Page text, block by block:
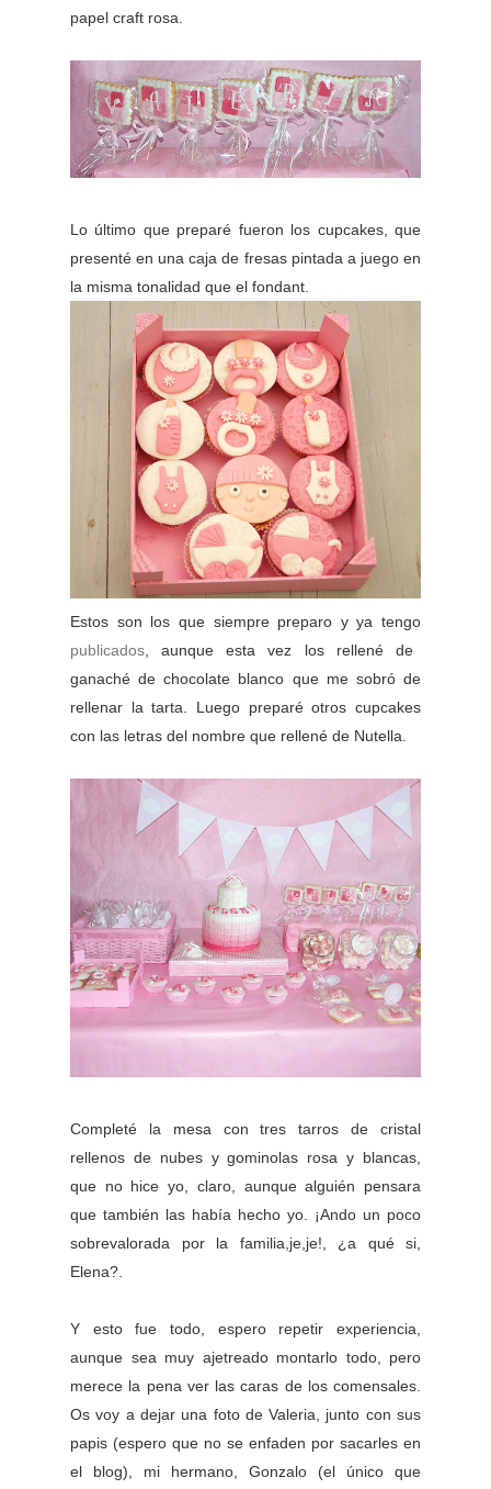
papel craft rosa.
Lo último que preparé fueron los cupcakes, que
presenté en una caja de fresas pintada a juego en
la misma tonalidad que el fondant.
Estos son los que siempre preparo y ya tengo
publicados, aunque esta vez los rellené de
ganaché de chocolate blanco que me sobró de
rellenar la tarta. Luego preparé otros cupcakes
con las letras del nombre que rellené de Nutella.
Completé la mesa con tres tarros de cristal
rellenos de nubes y gominolas rosa y blancas,
que no hice yo, claro, aunque alguién pensara
que también las había hecho yo. ¡Ando un poco
sobrevalorada por la familia,je,je!, ¿a qué si,
Elena?.
Y esto fue todo, espero repetir experiencia,
aunque sea muy ajetreado montarlo todo, pero
merece la pena ver las caras de los comensales.
Os voy a dejar una foto de Valeria, junto con sus
papis (espero que no se enfaden por sacarles en
el blog), mi hermano, Gonzalo (el único que